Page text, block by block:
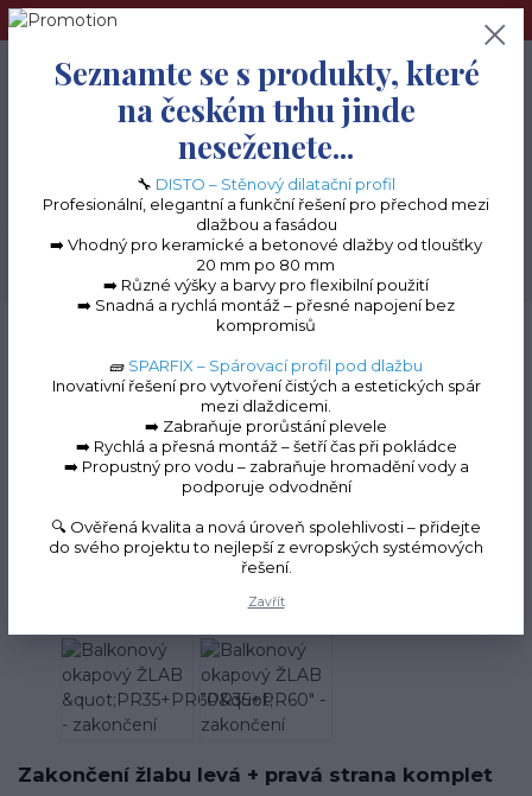
➢Terče pod dlažbu naleznete na e-shopu www.terceshop.cz!➢
+420 605 740 744
0
0 Kč
Terasové profily na terče
Terasový profil PROFI "PR60" S OKAPOVÝM
Balkonový okapový
ŽLAB "PR35+PR60" -
zakončení
Zakončení žlabu levá + pravá strana komplet
Seznamte se s produkty, které
na českém trhu jinde
neseženete...
🔧 DISTO – Stěnový dilatační profil
Profesionální, elegantní a funkční řešení pro přechod mezi
dlažbou a fasádou
➡️ Vhodný pro keramické a betonové dlažby od tloušťky
20 mm po 80 mm
➡️ Různé výšky a barvy pro flexibilní použití
➡️ Snadná a rychlá montáž – přesné napojení bez
kompromisů
🧱 SPARFIX – Spárovací profil pod dlažbu
Inovativní řešení pro vytvoření čistých a estetických spár
mezi dlaždicemi.
➡️ Zabraňuje prorůstání plevele
➡️ Rychlá a přesná montáž – šetří čas při pokládce
➡️ Propustný pro vodu – zabraňuje hromadění vody a
podporuje odvodnění
🔍 Ověřená kvalita a nová úroveň spolehlivosti – přidejte
do svého projektu to nejlepší z evropských systémových
řešení.
Zavřít